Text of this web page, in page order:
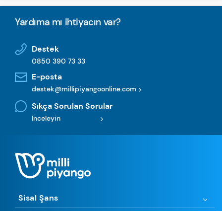
Yardıma mı ihtiyacın var?
Destek
0850 390 73 33
E-posta
destek@millipiyangoonline.com
Sıkça Sorulan Sorular
İnceleyin
Sisal Şans